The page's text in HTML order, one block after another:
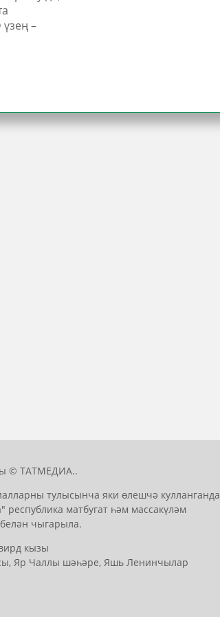
–
© ТАТМЕДИА..
тулысынча яки өлешчә кулланганда
матбугат һәм массакүләм
чыгарыла.
кызы
Яр Чаллы шәһәре, Яшь Ленинчылар